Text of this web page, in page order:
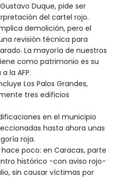
Duque, pide ser
del cartel rojo.
demolición, pero el
revisión técnica para
La mayoría de nuestros
como patrimonio es su
la AFP.
Los Palos Grandes,
tres edificios
en el municipio
hasta ahora unas
roja.
poco: en Caracas, parte
histórico -con aviso rojo-
sin causar víctimas por